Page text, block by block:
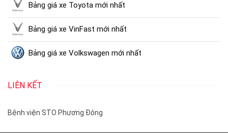
Bảng giá xe Toyota mới nhất
Bảng giá xe VinFast mới nhất
Bảng giá xe Volkswagen mới nhất
LIÊN KẾT
Bệnh viện STO Phương Đông